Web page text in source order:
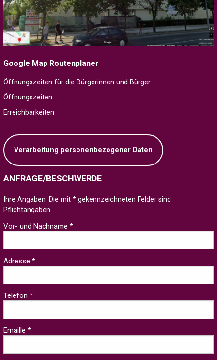
Google Map Routenplaner
Öffnungszeiten für die Bürgerinnen und Bürger
Öffnungszeiten
Erreichbarkeiten
Verarbeitung personenbezogener Daten
ANFRAGE/BESCHWERDE
Ihre Angaben. Die mit * gekennzeichneten Felder sind
Pflichtangaben.
Vor- und Nachname *
Adresse *
Telefon *
Emaille *